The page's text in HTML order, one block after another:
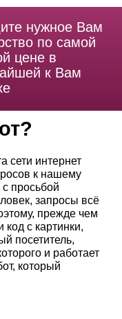
нужное Вам
по самой
цене в
к Вам
сети интернет
к нашему
просьбой
запросы всё
прежде чем
с картинки,
посетитель,
и работает
который